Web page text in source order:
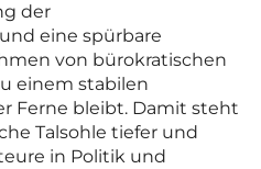
der
eine spürbare
von bürokratischen
einem stabilen
Ferne bleibt. Damit steht
Talsohle tiefer und
in Politik und